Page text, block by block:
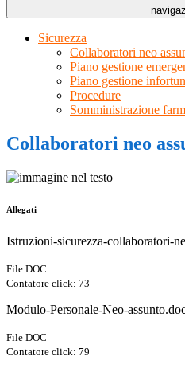
Sicurezza
Collaboratori neo
Piano gestione
Piano gestione
Procedure
Somministrazione
Collaboratori neo
Allegati
Istruzioni-sicurezza-collaboratori-
File DOC
Contatore click: 73
Modulo-Personale-Neo-
File DOC
Contatore click: 79